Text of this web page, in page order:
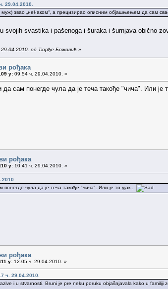
29.04.2010.
звао „нећаком“, а прецизирао описним објашњењем да сам
svojih svastika i pašenoga i šuraka i šurnjava obično
од Ђорђе Божовић »
рођака
у: 09.54 ч. 29.04.2010. »
сам понегде чула да је теча такође "чича". Или је
рођака
у: 10.41 ч. 29.04.2010. »
чула да је теча такође "чича". Или је то ујак...
рођака
у: 12.05 ч. 29.04.2010. »
ч. 29.04.2010.
i u stvarnosti. Bruni je pre neku poruku objašnjavala kako u